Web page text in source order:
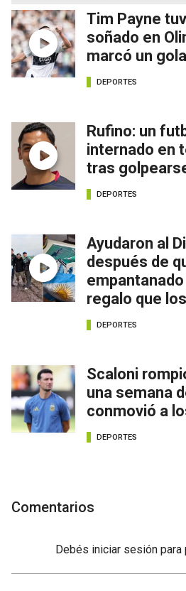
Tim Payne
soñado en
marcó un
DEPORTES
Rufino: un
internado en
tras
DEPORTES
Ayudaron al
después de
regalo que
DEPORTES
Scaloni
una semana
conmovió a
DEPORTES
Comentarios
Debés iniciar sesión para